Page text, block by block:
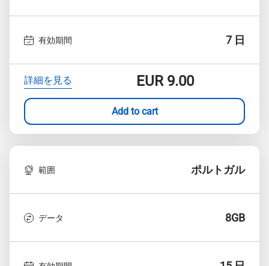
有効期間 7 日
詳細を見る EUR9.00
Add to cart
範囲 ポルトガル
データ 8GB